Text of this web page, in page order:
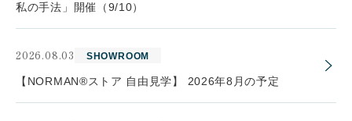
私の手法」開催（9/10）
2026.08.03 SHOWROOM
【NORMAN®ストア 自由見学】 2026年8月の予定